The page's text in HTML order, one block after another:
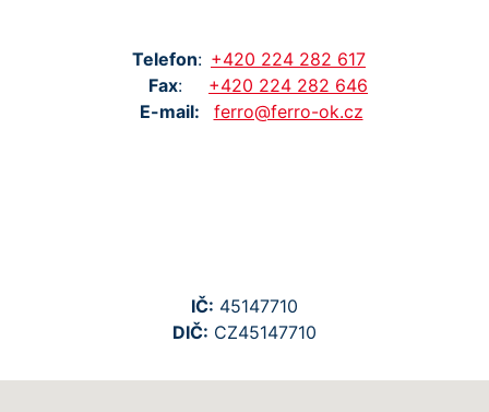
Telefon: +420 224 282 617
Fax: +420 224 282 646
E-mail:
ferro@ferro-ok.cz
IČ: 45147710
DIČ: CZ45147710